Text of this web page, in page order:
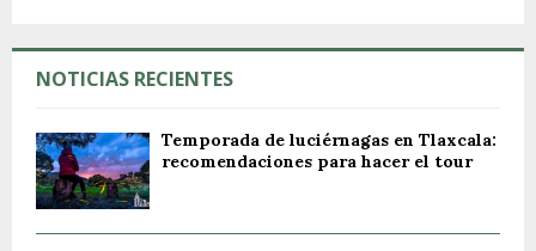
NOTICIAS RECIENTES
Temporada de luciérnagas en Tlaxcala:
recomendaciones para hacer el tour